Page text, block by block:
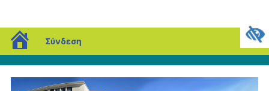
blogs.sch.gr
Σύνδεση
Μεταπηδήστε
στο
περιεχόμενο